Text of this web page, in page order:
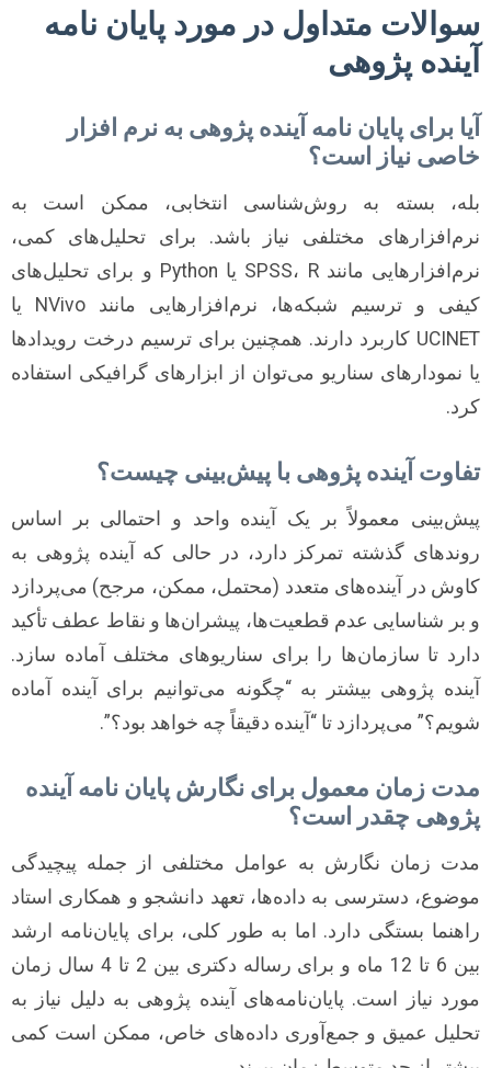
سوالات متداول در مورد پایان نامه
آینده پژوهی
آیا برای پایان نامه آینده پژوهی به نرم افزار
خاصی نیاز است؟
بله، بسته به روش‌شناسی انتخابی، ممکن است به
نرم‌افزارهای مختلفی نیاز باشد. برای تحلیل‌های کمی،
نرم‌افزارهایی مانند SPSS، R یا Python و برای تحلیل‌های
کیفی و ترسیم شبکه‌ها، نرم‌افزارهایی مانند NVivo یا
UCINET کاربرد دارند. همچنین برای ترسیم درخت رویدادها
یا نمودارهای سناریو می‌توان از ابزارهای گرافیکی استفاده
کرد.
تفاوت آینده پژوهی با پیش‌بینی چیست؟
پیش‌بینی معمولاً بر یک آینده واحد و احتمالی بر اساس
روندهای گذشته تمرکز دارد، در حالی که آینده پژوهی به
کاوش در آینده‌های متعدد (محتمل، ممکن، مرجح) می‌پردازد
و بر شناسایی عدم قطعیت‌ها، پیشران‌ها و نقاط عطف تأکید
دارد تا سازمان‌ها را برای سناریوهای مختلف آماده سازد.
آینده پژوهی بیشتر به “چگونه می‌توانیم برای آینده آماده
شویم؟” می‌پردازد تا “آینده دقیقاً چه خواهد بود؟”.
مدت زمان معمول برای نگارش پایان نامه آینده
پژوهی چقدر است؟
مدت زمان نگارش به عوامل مختلفی از جمله پیچیدگی
موضوع، دسترسی به داده‌ها، تعهد دانشجو و همکاری استاد
راهنما بستگی دارد. اما به طور کلی، برای پایان‌نامه ارشد
بین 6 تا 12 ماه و برای رساله دکتری بین 2 تا 4 سال زمان
مورد نیاز است. پایان‌نامه‌های آینده پژوهی به دلیل نیاز به
تحلیل عمیق و جمع‌آوری داده‌های خاص، ممکن است کمی